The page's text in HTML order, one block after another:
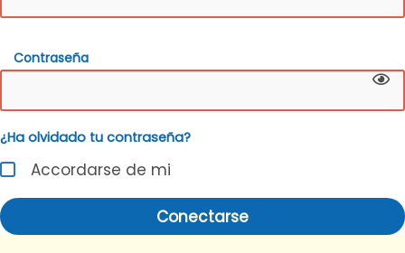
Contraseña
¿Ha olvidado tu contraseña?
Accordarse de mi
Conectarse